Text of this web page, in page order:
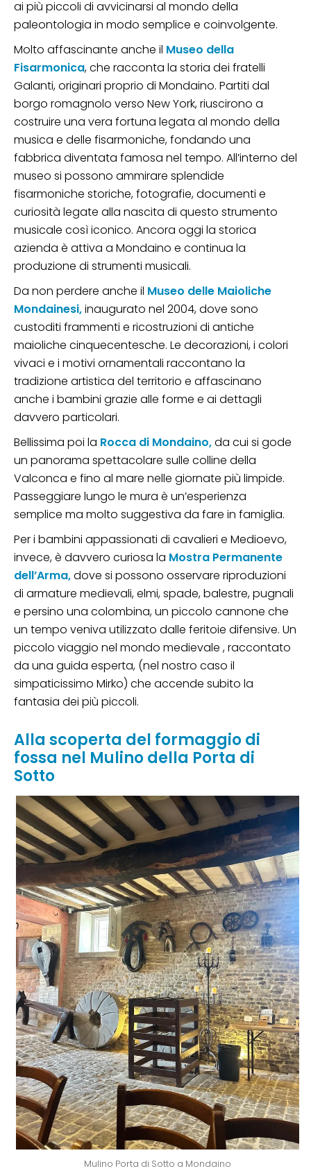
ai più piccoli di avvicinarsi al mondo della
paleontologia in modo semplice e coinvolgente.
Molto affascinante anche il Museo della
Fisarmonica, che racconta la storia dei fratelli
Galanti, originari proprio di Mondaino. Partiti dal
borgo romagnolo verso New York, riuscirono a
costruire una vera fortuna legata al mondo della
musica e delle fisarmoniche, fondando una
fabbrica diventata famosa nel tempo. All’interno del
museo si possono ammirare splendide
fisarmoniche storiche, fotografie, documenti e
curiosità legate alla nascita di questo strumento
musicale così iconico. Ancora oggi la storica
azienda è attiva a Mondaino e continua la
produzione di strumenti musicali.
Da non perdere anche il Museo delle Maioliche
Mondainesi,inaugurato nel 2004, dove sono
custoditi frammenti e ricostruzioni di antiche
maioliche cinquecentesche. Le decorazioni, i colori
vivaci e i motivi ornamentali raccontano la
tradizione artistica del territorio e affascinano
anche i bambini grazie alle forme e ai dettagli
davvero particolari.
Bellissima poi la Rocca di Mondaino,da cui si gode
un panorama spettacolare sulle colline della
Valconca e fino al mare nelle giornate più limpide.
Passeggiare lungo le mura è un’esperienza
semplice ma molto suggestiva da fare in famiglia.
Per i bambini appassionati di cavalieri e Medioevo,
invece, è davvero curiosa la Mostra Permanente
dell’Arma,dove si possono osservare riproduzioni
di armature medievali, elmi, spade, balestre, pugnali
e persino una colombina, un piccolo cannone che
un tempo veniva utilizzato dalle feritoie difensive. Un
piccolo viaggio nel mondo medievale , raccontato
da una guida esperta, (nel nostro caso il
simpaticissimo Mirko) che accende subito la
fantasia dei più piccoli.
Alla scoperta del formaggio di
fossa nel Mulino della Porta di
Sotto
Mulino Porta di Sotto a Mondaino